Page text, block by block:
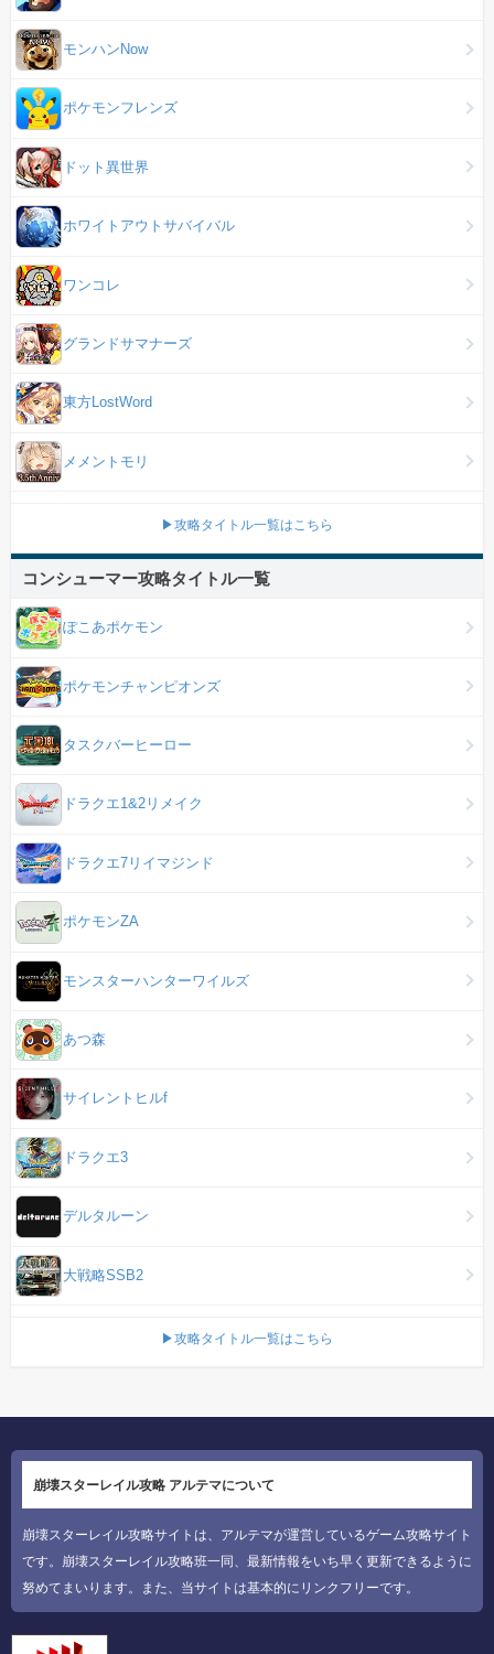
モンハンNow
ポケモンフレンズ
ドット異世界
ホワイトアウトサバイバル
ワンコレ
グランドサマナーズ
東方LostWord
メメントモリ
▶攻略タイトル一覧はこちら
コンシューマー攻略タイトル一覧
ぽこあポケモン
ポケモンチャンピオンズ
タスクバーヒーロー
ドラクエ1&2リメイク
ドラクエ7リイマジンド
ポケモンZA
モンスターハンターワイルズ
あつ森
サイレントヒルf
ドラクエ3
デルタルーン
大戦略SSB2
▶攻略タイトル一覧はこちら
崩壊スターレイル攻略 アルテマについて
崩壊スターレイル攻略サイトは、アルテマが運営しているゲーム攻略サイト
です。崩壊スターレイル攻略班一同、最新情報をいち早く更新できるように
努めてまいります。また、当サイトは基本的にリンクフリーです。